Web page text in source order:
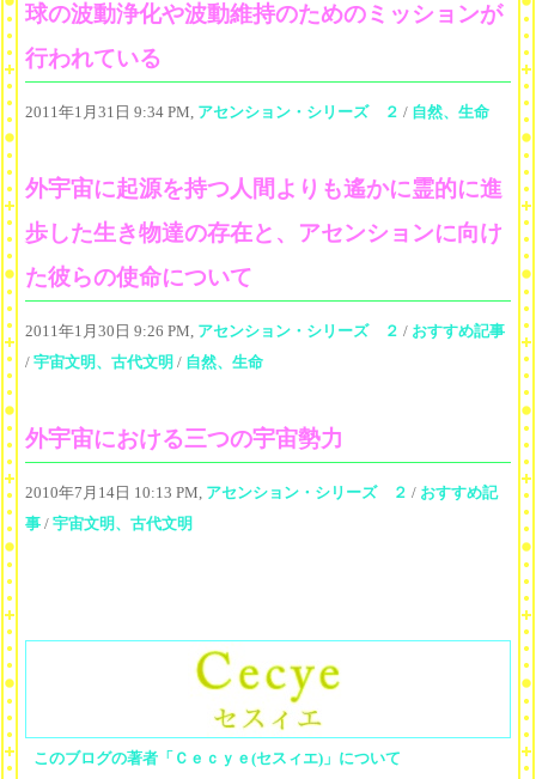
球の波動浄化や波動維持のためのミッションが
行われている
2011年1月31日 9:34 PM, アセンション・シリーズ ２ / 自然、生命
外宇宙に起源を持つ人間よりも遙かに霊的に進
歩した生き物達の存在と、アセンションに向け
た彼らの使命について
2011年1月30日 9:26 PM, アセンション・シリーズ ２ / おすすめ記事
/ 宇宙文明、古代文明 / 自然、生命
外宇宙における三つの宇宙勢力
2010年7月14日 10:13 PM, アセンション・シリーズ ２ / おすすめ記
事 / 宇宙文明、古代文明
このブログの著者「Ｃｅｃｙｅ(セスィエ)」について